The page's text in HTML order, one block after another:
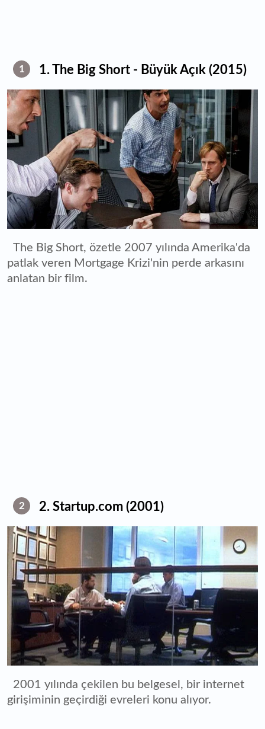
1 1. The Big Short - Büyük Açık (2015)
The Big Short, özetle 2007 yılında Amerika'da
patlak veren Mortgage Krizi'nin perde arkasını
anlatan bir film.
2 2. Startup.com (2001)
2001 yılında çekilen bu belgesel, bir internet
girişiminin geçirdiği evreleri konu alıyor.